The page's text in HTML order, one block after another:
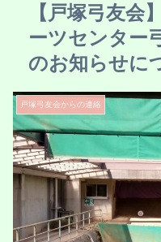
【戸塚弓友会
ーツセンター
のお知らせに
戸塚弓友会からの連絡